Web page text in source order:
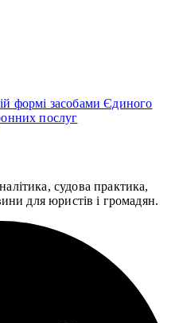
формі засобами Єдиного
послуг
судова практика,
для юристів і громадян.